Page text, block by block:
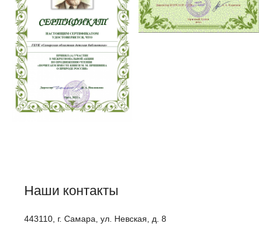
Наши контакты
443110, г. Самара, ул. Невская, д. 8